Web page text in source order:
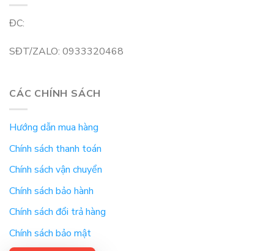
ĐC:
SĐT/ZALO: 0933320468
CÁC CHÍNH SÁCH
Hướng dẫn mua hàng
Chính sách thanh toán
Chính sách vận chuyển
Chính sách bảo hành
Chính sách đổi trả hàng
Chính sách bảo mật